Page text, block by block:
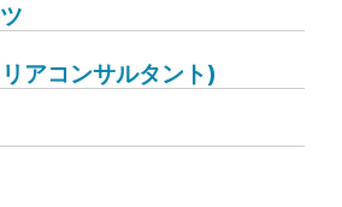
アコンサルタント)